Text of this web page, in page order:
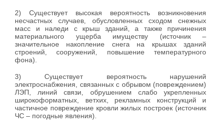
2) Существует высокая вероятность возникновения
несчастных случаев, обусловленных сходом снежных
масс и наледи с крыш зданий, а также причинения
материального ущерба имуществу (источник –
значительное накопление снега на крышах зданий
строений, сооружений, повышение температурного
фона).
3) Существует вероятность нарушений
электроснабжения, связанных с обрывом (повреждением)
ЛЭП, линий связи, обрушением слабо укрепленных
широкоформатных, ветхих, рекламных конструкций и
частичное повреждение кровли жилых построек (источник
ЧС – погодные явления).